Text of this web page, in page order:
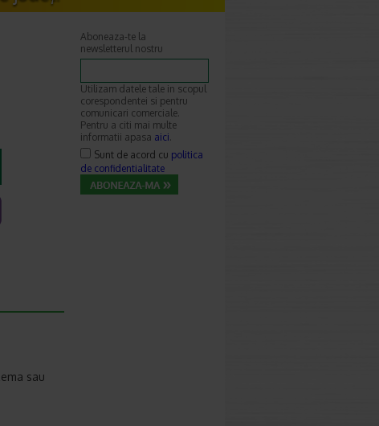
sau
Aboneaza-te la
newsletterul nostru
Utilizam datele tale in scopul
corespondentei si pentru
comunicari comerciale.
Pentru a citi mai multe
informatii apasa aici.
Sunt de acord cu politica
de confidentialitate